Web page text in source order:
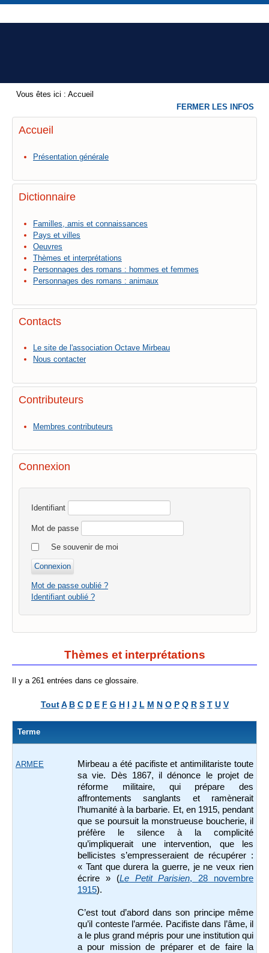
Vous êtes ici : Accueil
Accueil
Présentation générale
Dictionnaire
Familles, amis et connaissances
Pays et villes
Oeuvres
Thèmes et interprétations
Personnages des romans : hommes et femmes
Personnages des romans : animaux
Contacts
Le site de l'association Octave Mirbeau
Nous contacter
Contributeurs
Membres contributeurs
Connexion
Identifiant
Mot de passe
Se souvenir de moi
Mot de passe oublié ?
Identifiant oublié ?
Thèmes et interprétations
Il y a 261 entrées dans ce glossaire.
Tout A B C D E F G H I J L M N O P Q R S T U V
Terme
ARMEE
Mirbeau a été pacifiste et antimilitariste toute
sa vie. Dès 1867, il dénonce le projet de
réforme militaire, qui prépare des
affrontements sanglants et ramènerait
l’humanité à la barbarie. Et, en 1915, pendant
que se poursuit la monstrueuse boucherie, il
préfère le silence à la complicité
qu’impliquerait une intervention, que les
bellicistes s’empresseraient de récupérer :
« Tant que durera la guerre, je ne veux rien
écrire » (Le Petit Parisien, 28 novembre
1915).
C’est tout d’abord dans son principe même
qu’il conteste l’armée. Pacifiste dans l’âme, il
a le plus grand mépris pour une institution qui
a pour mission de préparer et de faire la
FERMER LES INFOS